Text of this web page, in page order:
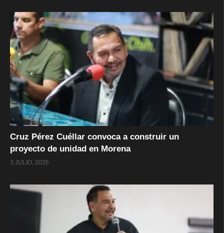
Cruz Pérez Cuéllar convoca a construir un
proyecto de unidad en Morena
3 JULIO, 2026